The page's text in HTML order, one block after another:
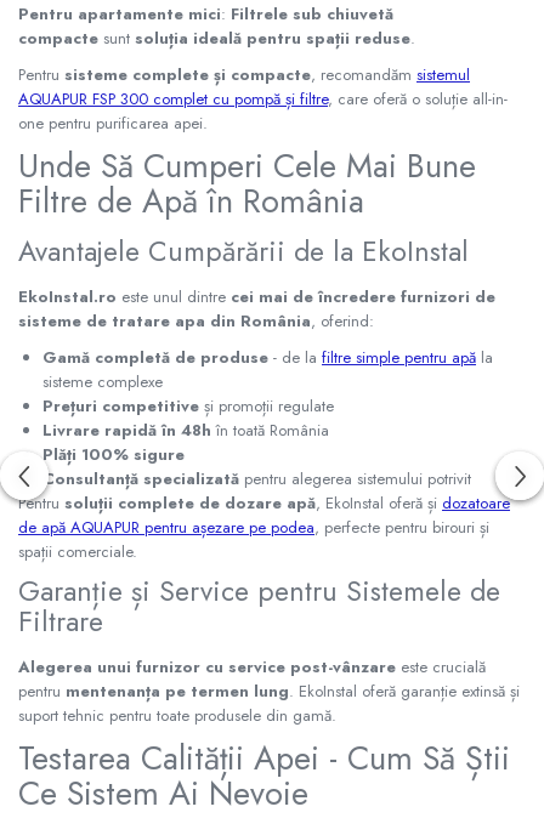
Pentru apartamente mici: Filtrele sub chiuvetă
compacte sunt soluția ideală pentru spații reduse.
Pentru sisteme complete și compacte, recomandăm sistemul
AQUAPUR FSP 300 complet cu pompă și filtre, care oferă o soluție all-in-
one pentru purificarea apei.
Unde Să Cumperi Cele Mai Bune
Filtre de Apă în România
Avantajele Cumpărării de la EkoInstal
EkoInstal.ro este unul dintre cei mai de încredere furnizori de
sisteme de tratare apa din România, oferind:
Gamă completă de produse - de la filtre simple pentru apă la
sisteme complexe
Prețuri competitive și promoții regulate
Livrare rapidă în 48h în toată România
Plăți 100% sigure
Consultanță specializată pentru alegerea sistemului potrivit
Pentru soluții complete de dozare apă, EkoInstal oferă și dozatoare
de apă AQUAPUR pentru așezare pe podea, perfecte pentru birouri și
spații comerciale.
Garanție și Service pentru Sistemele de
Filtrare
Alegerea unui furnizor cu service post-vânzare este crucială
pentru mentenanța pe termen lung. EkoInstal oferă garanție extinsă și
suport tehnic pentru toate produsele din gamă.
Testarea Calității Apei - Cum Să Știi
Ce Sistem Ai Nevoie